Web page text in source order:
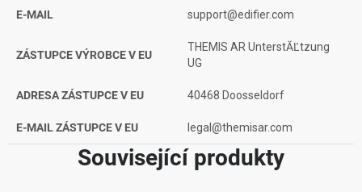
E-MAIL support@edifier.com
ZÁSTUPCE VÝROBCE V EU
THEMIS AR UnterstĂĽtzung
UG
ADRESA ZÁSTUPCE V EU 40468 Doosseldorf
E-MAIL ZÁSTUPCE V EU legal@themisar.com
Související produkty